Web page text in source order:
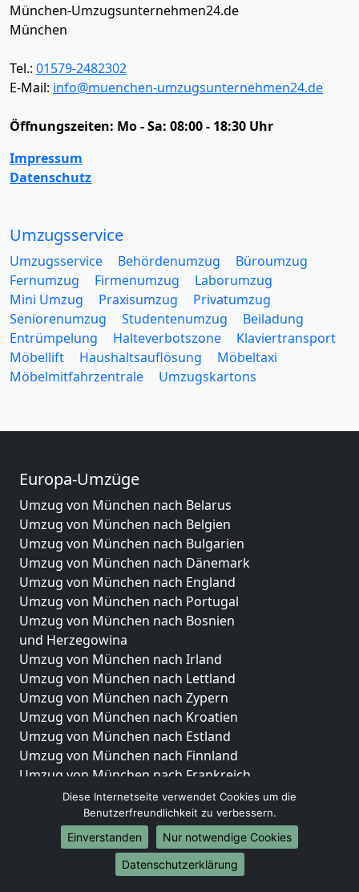
München-Umzugsunternehmen24.de
München
Tel.: 01579-2482302
E-Mail: info@muenchen-umzugsunternehmen24.de
Öffnungszeiten: Mo - Sa: 08:00 - 18:30 Uhr
Impressum
Datenschutz
Umzugsservice
Umzugsservice Behördenumzug
Büroumzug
Fernumzug
Firmenumzug
Laborumzug
Mini Umzug
Praxisumzug
Privatumzug
Seniorenumzug
Studentenumzug
Beiladung
Entrümpelung
Halteverbotszone
Klaviertransport
Möbellift
Haushaltsauflösung
Möbeltaxi
Möbelmitfahrzentrale
Umzugskartons
Europa-Umzüge
Umzug von München nach Belarus
Umzug von München nach Belgien
Umzug von München nach Bulgarien
Umzug von München nach Dänemark
Umzug von München nach England
Umzug von München nach Portugal
Umzug von München nach Bosnien
und Herzegowina
Umzug von München nach Irland
Umzug von München nach Lettland
Umzug von München nach Zypern
Umzug von München nach Kroatien
Umzug von München nach Estland
Umzug von München nach Finnland
Umzug von München nach Frankreich
Umzug von München nach Griechenland
Umzug von München nach Italien
Umzug von München nach Liechtenstein
Umzug von München nach Luxemburg
Umzug von München nach Niederlande
Diese Internetseite verwendet Cookies um die
Benutzerfreundlichkeit zu verbessern.
Einverstanden
Nur notwendige Cookies
Datenschutzerklärung